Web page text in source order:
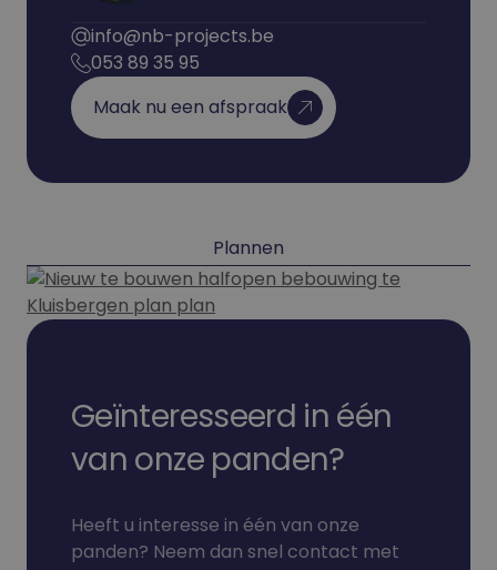
info@nb-projects.be
053 89 35 95
Maak nu een afspraak
Plannen
Geïnteresseerd in één
van onze panden?
Heeft u interesse in één van onze
panden? Neem dan snel contact met